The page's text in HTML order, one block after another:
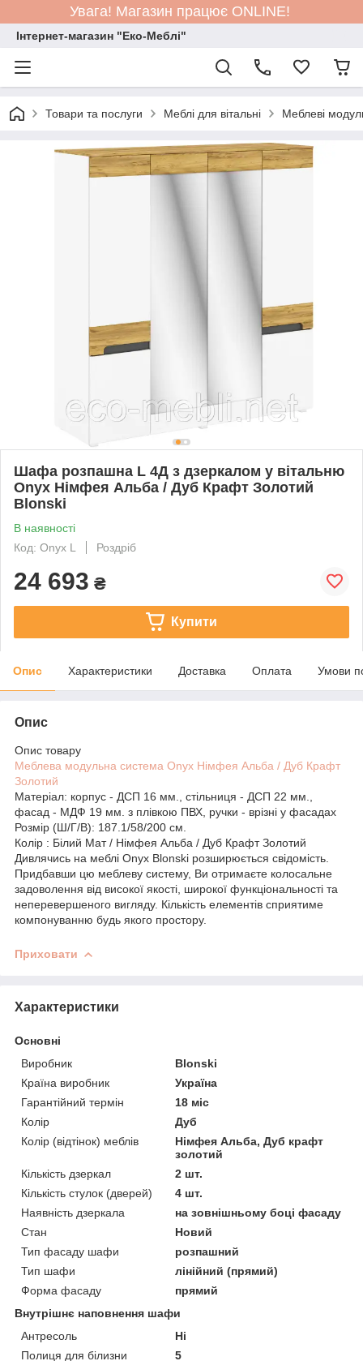
Увага! Магазин працює ONLINE!
Інтернет-магазин "Еко-Меблі"
Товари та послуги Меблі для вітальні Меблеві
Шафа розпашна L 4Д з дзеркалом у вітальню
Onyx Німфея Альба / Дуб Крафт Золотий
Blonski
В наявності
Код: Onyx L
Роздріб
24 693 ₴
Купити
Опис Характеристики Доставка Оплата Умови
Опис
Опис товару
Меблева модульна система Onyx Німфея Альба / Дуб Крафт
Золотий
Матеріал: корпус - ДСП 16 мм., стільниця - ДСП 22 мм.,
фасад - МДФ 19 мм. з плівкою ПВХ, ручки - врізні у фасадах
Розмір (Ш/Г/В): 187.1/58/200 см.
Колір : Білий Мат / Німфея Альба / Дуб Крафт Золотий
Дивлячись на меблі Onyx Blonski розширюється свідомість.
Придбавши цю меблеву систему, Ви отримаєте колосальне
задоволення від високої якості, широкої функціональності та
неперевершеного вигляду. Кількість елементів сприятиме
компонуванню будь якого простору.
Приховати
Характеристики
Основні
Виробник
Blonski
Країна виробник
Україна
Гарантійний термін
18 міс
Колір
Дуб
Колір (відтінок) меблів
Німфея Альба, Дуб крафт
золотий
Кількість дзеркал
2 шт.
Кількість стулок (дверей)
4 шт.
Наявність дзеркала
на зовнішньому боці фасаду
Стан
Новий
Тип фасаду шафи
розпашний
Тип шафи
лінійний (прямий)
Форма фасаду
прямий
Внутрішнє наповнення шафи
Антресоль
Ні
Полиця для білизни
5